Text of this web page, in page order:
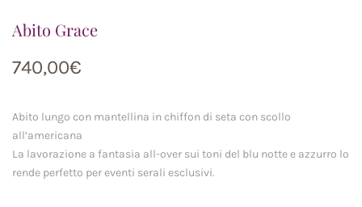
Abito Grace
740,00€
Abito lungo con mantellina in chiffon di seta con scollo
all’americana
La lavorazione a fantasia all-over sui toni del blu notte e azzurro lo
rende perfetto per eventi serali esclusivi.